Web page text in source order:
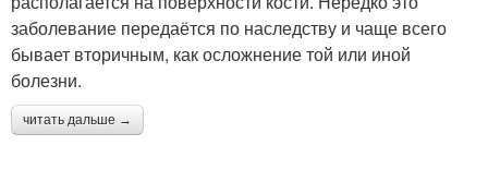
заболевание передаётся по наследству и чаще всего
бывает вторичным, как осложнение той или иной
болезни.
читать дальше →